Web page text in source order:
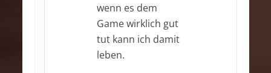
wenn es dem
Game wirklich gut
tut kann ich damit
leben.